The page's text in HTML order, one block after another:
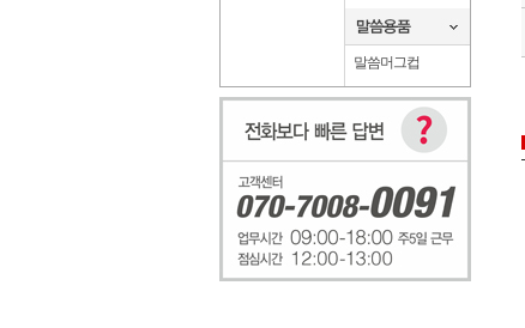
말씀머그컵